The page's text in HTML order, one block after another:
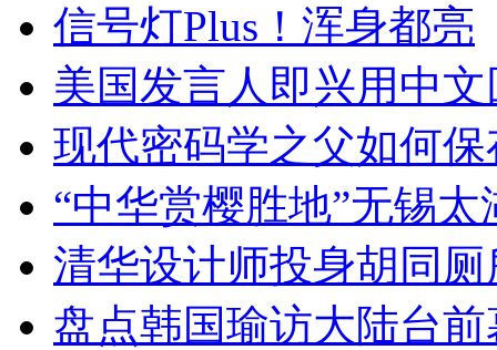
信号灯Plus！浑身都亮
美国发言人即兴用中
现代密码学之父如何
“中华赏樱胜地”无锡
清华设计师投身胡同
盘点韩国瑜访大陆台